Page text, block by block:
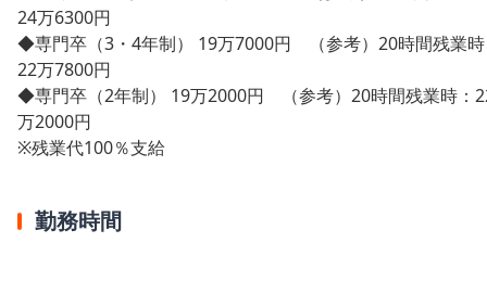
24万6300円
◆専門卒（3・4年制） 19万7000円 （参考）20時間残業
22万7800円
◆専門卒（2年制） 19万2000円 （参考）20時間残業時：
万2000円
※残業代100％支給
勤務時間